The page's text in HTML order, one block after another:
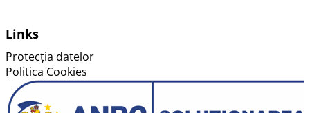
Links
Protecția datelor
Politica Cookies